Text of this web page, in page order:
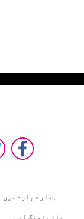
ہمارے بارے میں